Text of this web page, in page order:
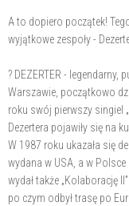
A to dopiero początek!
wyjątkowe zespoły -
? DEZERTER - legendarny,
Warszawie, początkowo
roku swój pierwszy singiel
Dezertera pojawiły się na
W 1987 roku ukazała się
wydana w USA, a w
wydał także „Kolaborację
po czym odbył trasę po